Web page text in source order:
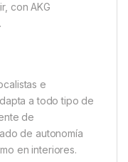
con AKG
e
a todo tipo de
de
de autonomía
en interiores.